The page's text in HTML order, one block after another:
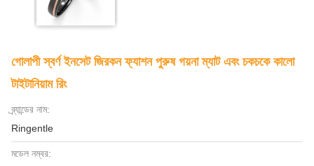
গোলাপী স্বর্ণ ইনসেট জিরকন ফ্যাশন পুরুষ গয়না ম্যাট এবং চকচকে কালো
টাইটানিয়াম রিং
ব্র্যান্ডের নাম:
Ringentle
মডেল নম্বর: